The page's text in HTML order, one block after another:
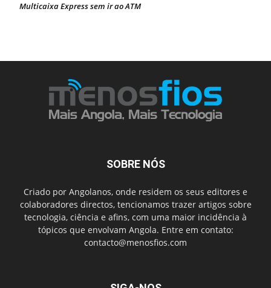
Multicaixa Express sem ir ao ATM
SOBRE NÓS
Criado por Angolanos, onde residem os seus editores e
colaboradores directos, tencionamos trazer artigos sobre
tecnologia, ciência e afins, com uma maior incidência à
tópicos que envolvam Angola. Entre em contato:
contacto@menosfios.com